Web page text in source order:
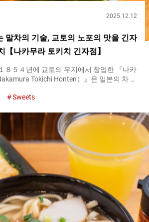
2025.12.12
말차의 기술, 교토의 노포의 맛을 긴자
【나카무라 토키치 긴자점】
８５４년에 교토의 우지에서 창업한 『나카
Tokichi Honten）』은 일본의 차 문
Honten）』의 정신과 맛을 도쿄의 긴자
입니다. 사용되는 것은 교토에서 배달되는
호지차를 사용한 메뉴에는 차 장인의 기술과
다. １００년을 넘는 세월이 길러낸 긍지와
나카무라 토키치（Nakamura Tokichi）』
한 잔, 그리고 한 접시에 숨쉬고 있습니다.
차를 사용한 주옥같은 디저트 교토, 오사카,
무라 토키치（Nakamura Tokichi）』. 도
롭게 차 시간을 즐길 수 있는 곳은
긴자점뿐입니다. 긴자점에서는 여기서만
도 있으며, 특히 인기를 모으고 있는 것이
파르페（Premium Maruto...
Sweets